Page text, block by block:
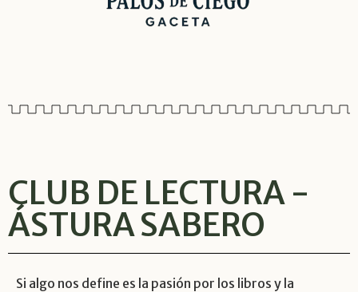
CLUB DE LECTURA -
ÁSTURA SABERO
Si algo nos define es la pasión por los libros y la